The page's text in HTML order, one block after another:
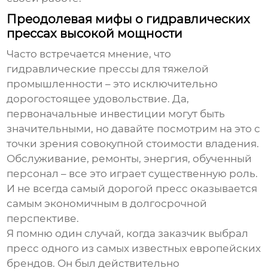
Преодолевая мифы о гидравлических
прессах высокой мощности
Часто встречается мнение, что
гидравлические прессы для тяжелой
промышленности – это исключительно
дорогостоящее удовольствие. Да,
первоначальные инвестиции могут быть
значительными, но давайте посмотрим на это с
точки зрения совокупной стоимости владения.
Обслуживание, ремонты, энергия, обученный
персонал – все это играет существенную роль.
И не всегда самый дорогой пресс оказывается
самым экономичным в долгосрочной
перспективе.
Я помню один случай, когда заказчик выбрал
пресс одного из самых известных европейских
брендов. Он был действительно